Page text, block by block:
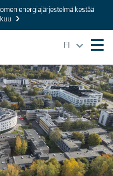
energiajärjestelmä kestää
FI